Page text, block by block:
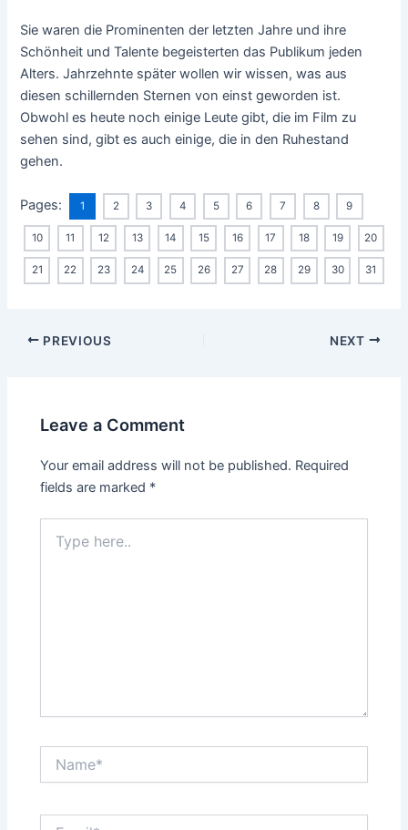
Sie waren die Prominenten der letzten Jahre und ihre
Schönheit und Talente begeisterten das Publikum jeden
Alters. Jahrzehnte später wollen wir wissen, was aus
diesen schillernden Sternen von einst geworden ist.
Obwohl es heute noch einige Leute gibt, die im Film zu
sehen sind, gibt es auch einige, die in den Ruhestand
gehen.
Pages: 1 2 3 4 5 6 7 8 9
10 11 12 13 14 15 16 17 18 19 20
21 22 23 24 25 26 27 28 29 30 31
Post
PREVIOUS NEXT
Leave a Comment
Your email address will not be published. Required
fields are marked *
here..